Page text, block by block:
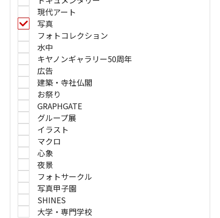
現代アート
写真
フォトコレクション
水中
キヤノンギャラリー50周年
広告
建築・寺社仏閣
お祭り
GRAPHGATE
グループ展
イラスト
マクロ
心象
夜景
フォトサークル
写真甲子園
SHINES
大学・専門学校